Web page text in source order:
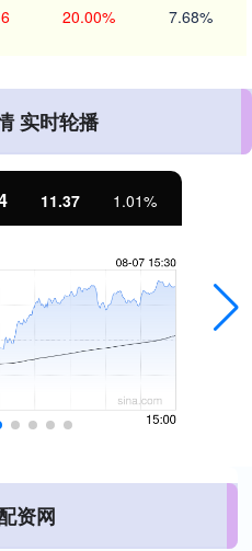
20.00% 7.68%
实时轮播
11.37 1.01%
资网